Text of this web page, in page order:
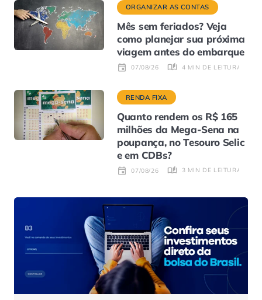
ORGANIZAR AS CONTAS
Mês sem feriados? Veja
como planejar sua próxima
viagem antes do embarque
07/08/26 4 MIN DE LEITURA
RENDA FIXA
Quanto rendem os R$ 165
milhões da Mega-Sena na
poupança, no Tesouro Selic
e em CDBs?
07/08/26 3 MIN DE LEITURA